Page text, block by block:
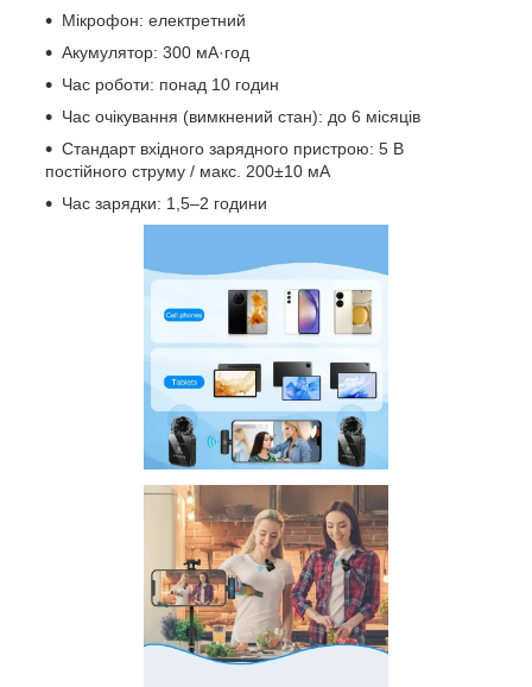
Мікрофон: електретний
Акумулятор: 300 мА·год
Час роботи: понад 10 годин
Час очікування (вимкнений стан): до 6 місяців
Стандарт вхідного зарядного пристрою: 5 В
постійного струму / макс. 200±10 мА
Час зарядки: 1,5–2 години